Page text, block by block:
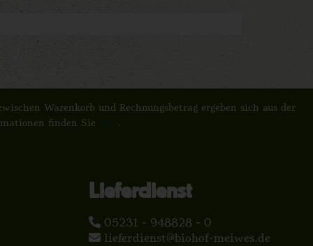
Warenkorb und Rechnungsbetrag ergeben sich aus der
finden Sie
.
Lieferdienst
05231 - 948828 - 0
lieferdienst@biohof-meiwes.de